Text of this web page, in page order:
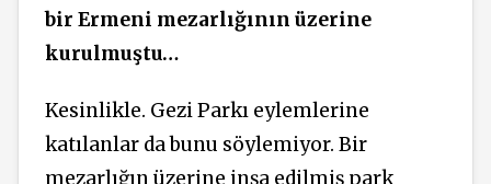
bir Ermeni mezarlığının üzerine
kurulmuştu…
Kesinlikle. Gezi Parkı eylemlerine
katılanlar da bunu söylemiyor. Bir
mezarlığın üzerine inşa edilmiş park